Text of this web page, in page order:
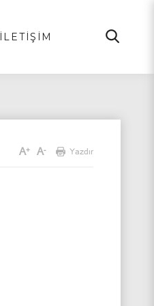
İLETİŞİM
A+ A- Yazdır